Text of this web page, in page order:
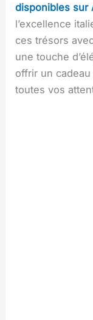
disponibles sur
l’excellence
ces trésors
une touche
offrir un
toutes vos